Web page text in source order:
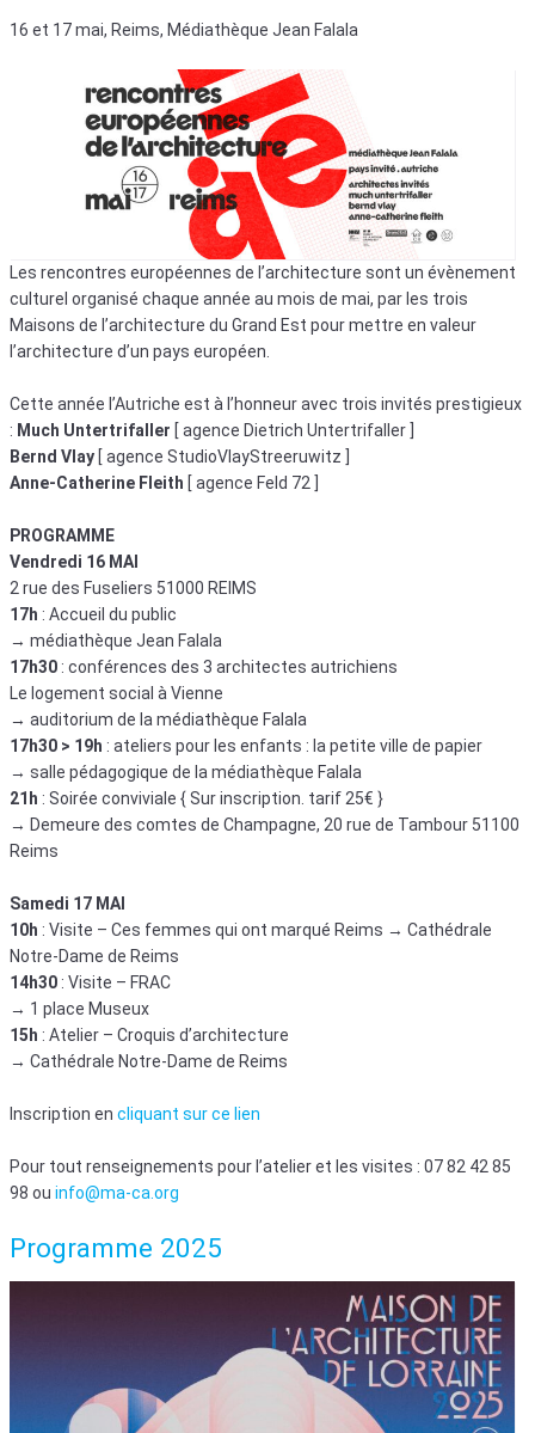
16 et 17 mai, Reims, Médiathèque Jean Falala
Les rencontres européennes de l’architecture sont un évènement
culturel organisé chaque année au mois de mai, par les trois
Maisons de l’architecture du Grand Est pour mettre en valeur
l’architecture d’un pays européen.
Cette année l’Autriche est à l’honneur avec trois invités prestigieux
: Much Untertrifaller [ agence Dietrich Untertrifaller ]
Bernd Vlay [ agence StudioVlayStreeruwitz ]
Anne-Catherine Fleith [ agence Feld 72 ]
PROGRAMME
Vendredi 16 MAI
2 rue des Fuseliers 51000 REIMS
17h : Accueil du public
→ médiathèque Jean Falala
17h30 : conférences des 3 architectes autrichiens
Le logement social à Vienne
→ auditorium de la médiathèque Falala
17h30 > 19h : ateliers pour les enfants : la petite ville de papier
→ salle pédagogique de la médiathèque Falala
21h : Soirée conviviale { Sur inscription. tarif 25€ }
→ Demeure des comtes de Champagne, 20 rue de Tambour 51100
Reims
Samedi 17 MAI
10h : Visite – Ces femmes qui ont marqué Reims → Cathédrale
Notre-Dame de Reims
14h30 : Visite – FRAC
→ 1 place Museux
15h : Atelier – Croquis d’architecture
→ Cathédrale Notre-Dame de Reims
Inscription en cliquant sur ce lien
Pour tout renseignements pour l’atelier et les visites : 07 82 42 85
98 ou info@ma-ca.org
Programme 2025